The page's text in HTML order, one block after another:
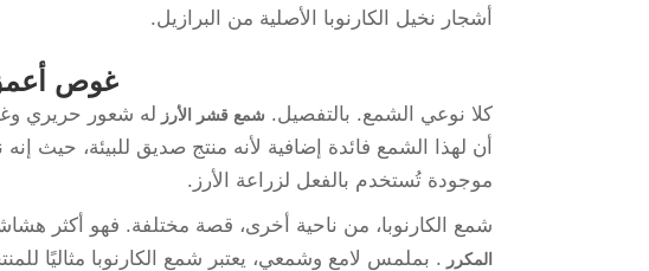
أشجار نخيل الكارنوبا الأصلية من البرازيل.
غوص
كلا نوعي الشمع. بالتفصيل. شمع قشر الأرز له شعور حريري
أن لهذا الشمع فائدة إضافية لأنه منتج صديق للبيئة، حيث إنه
موجودة تُستخدم بالفعل لزراعة الأرز.
شمع الكارنوبا، من ناحية أخرى، قصة مختلفة. فهو أكثر
المكرر . بملمس لامع وشمعي، يعتبر شمع الكارنوبا مثاليًا